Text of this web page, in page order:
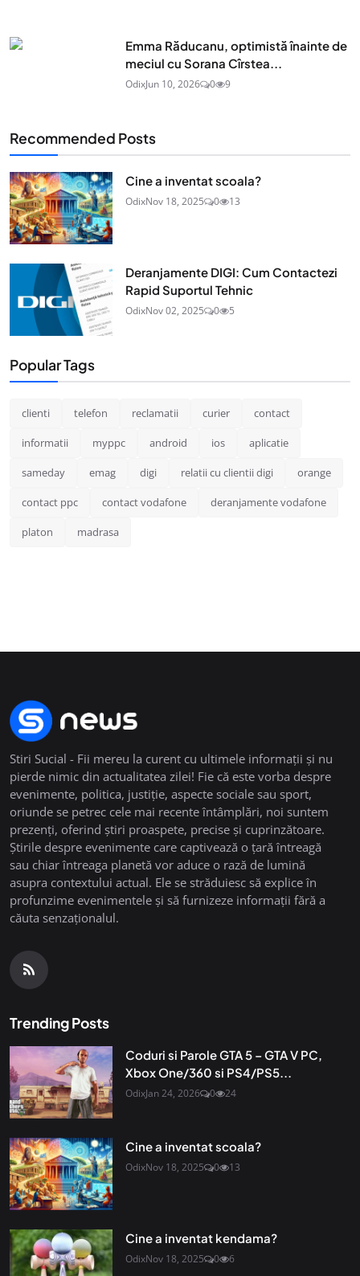
Emma Răducanu, optimistă înainte de
meciul cu Sorana Cîrstea...
OdixJun 10, 2026 0 9
Recommended Posts
Cine a inventat scoala?
OdixNov 18, 2025 0 13
Deranjamente DIGI: Cum Contactezi
Rapid Suportul Tehnic
OdixNov 02, 2025 0 5
Popular Tags
clienti telefon reclamatii curier contact
informatii myppc android ios aplicatie
sameday emag digi relatii cu clientii digi orange
contact ppc contact vodafone deranjamente vodafone
platon madrasa
Stiri Sucial - Fii mereu la curent cu ultimele informații și nu
pierde nimic din actualitatea zilei! Fie că este vorba despre
evenimente, politica, justiție, aspecte sociale sau sport,
oriunde se petrec cele mai recente întâmplări, noi suntem
prezenți, oferind știri proaspete, precise și cuprinzătoare.
Știrile despre evenimente care captivează o țară întreagă
sau chiar întreaga planetă vor aduce o rază de lumină
asupra contextului actual. Ele se străduiesc să explice în
profunzime evenimentele și să furnizeze informații fără a
căuta senzaționalul.
Trending Posts
Coduri si Parole GTA 5 – GTA V PC,
Xbox One/360 si PS4/PS5...
OdixJan 24, 2026 0 24
Cine a inventat scoala?
OdixNov 18, 2025 0 13
Cine a inventat kendama?
OdixNov 18, 2025 0 6